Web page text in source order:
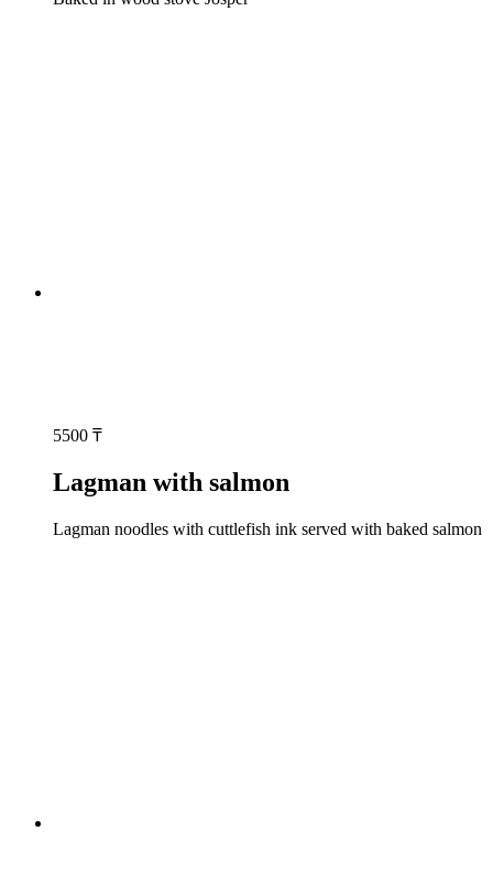
5500 ₸
Lagman with salmon
Lagman noodles with cuttlefish ink served with baked salmon